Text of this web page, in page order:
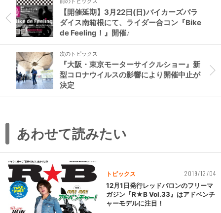
【開催延期】3月22日(日)バイカーズパラ
ダイス南箱根にて、ライダー合コン『Bike
de Feeling！』開催♪
次のトピックス
『大阪・東京モーターサイクルショー』新
型コロナウイルスの影響により開催中止が
決定
あわせて読みたい
トピックス 2019/12/04
12月1日発行レッドバロンのフリーマ
ガジン『R★B Vol.33』はアドベンチ
ャーモデルに注目！